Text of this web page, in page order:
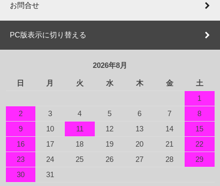
お問合せ
PC版表示に切り替える
2026年8月
日 月 火 水 木 金
土
1
2
3 4 5 6 7
8
9
10 11 12 13 14
15
16
17 18 19 20 21
22
23
24 25 26 27 28
29
30
31